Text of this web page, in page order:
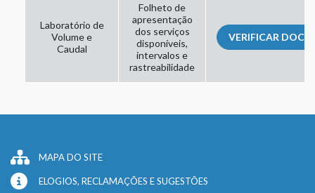
Laboratório de
Volume e
Caudal
Folheto de
apresentação
dos serviços
disponíveis,
intervalos e
rastreabilidade
VERIFICAR
MAPA DO SITE
ELOGIOS, RECLAMAÇÕES E SUGESTÕES